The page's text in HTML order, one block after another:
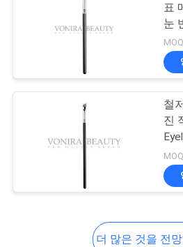
메이크업
표
눈
철
진
메
다
더 많은 것을 전